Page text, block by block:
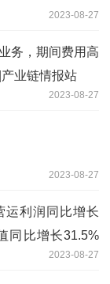
2023-08-27
务，期间费用高
业链情报站
2023-08-27
2023-08-27
运利润同比增长
同比增长31.5%
2023-08-27